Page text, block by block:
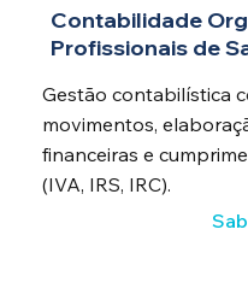
Contabilidade
Profissionais de
Gestão contabilística
movimentos,
financeiras e
(IVA, IRS, IRC).